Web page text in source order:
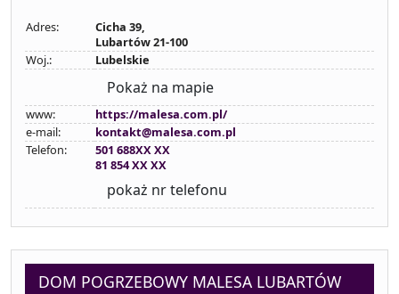
Adres:
Cicha 39,
Lubartów 21-100
Woj.:
Lubelskie
Pokaż na mapie
www:
https://malesa.com.pl/
e-mail:
kontakt@malesa.com.pl
Telefon:
501 688XX XX
81 854 XX XX
pokaż nr telefonu
DOM POGRZEBOWY MALESA LUBARTÓW